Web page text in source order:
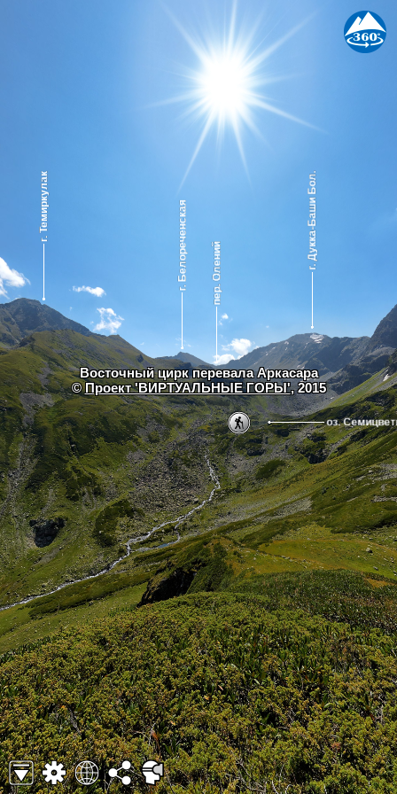
Восточный цирк перевала Аркасара
©Проект 'ВИРТУАЛЬНЫЕ ГОРЫ', 2015